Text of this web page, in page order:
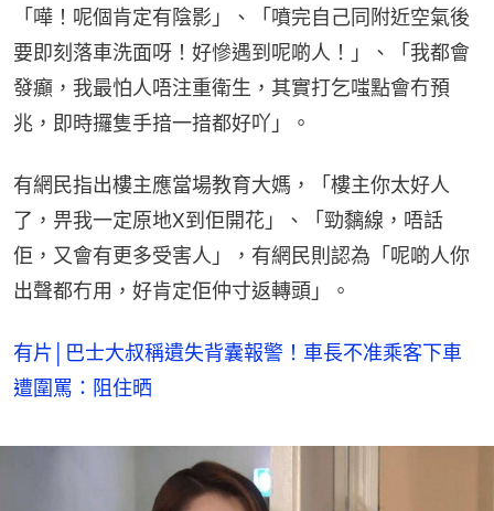
「嘩！呢個肯定有陰影」、「噴完自己同附近空氣後
要即刻落車洗面呀！好慘遇到呢啲人！」、「我都會
發癲，我最怕人唔注重衛生，其實打乞嗤點會冇預
兆，即時攞隻手揞一揞都好吖」。
有網民指出樓主應當場教育大媽，「樓主你太好人
了，畀我一定原地X到佢開花」、「勁黐線，唔話
佢，又會有更多受害人」，有網民則認為「呢啲人你
出聲都冇用，好肯定佢仲寸返轉頭」。
有片│巴士大叔稱遺失背囊報警！車長不准乘客下車
遭圍罵：阻住晒